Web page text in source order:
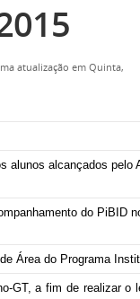
atualização em Quinta,
alunos alcançados pelo
do PiBID
Área do Programa
GT,a fim de realizar o